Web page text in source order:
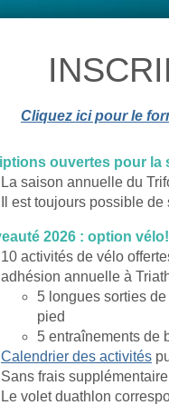
Cliquez ici pour le
ouvertes pour la
La saison annuelle du
Il est toujours possible
2026 : option vélo!
10 activités de vélo
adhésion annuelle à
5 longues sorties
pied
5 entraînements de
Calendrier des activités
Sans frais
Le volet duathlon